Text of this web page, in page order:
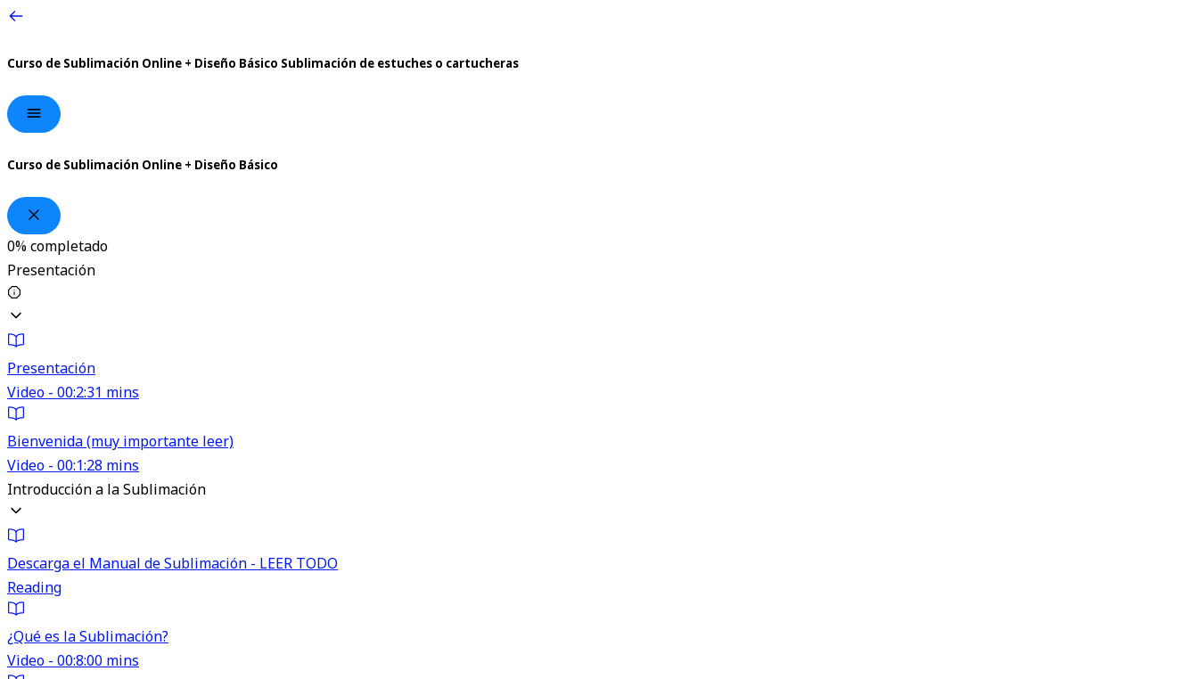
Curso de Sublimación Online + Diseño Básico Sublimación de estuches o cartucheras
Curso de Sublimación Online + Diseño Básico
0%completado
Presentación
Presentación
Video - 00:2:31 mins
Bienvenida (muy importante leer)
Video - 00:1:28 mins
Introducción a la Sublimación
Descarga el Manual de Sublimación - LEER TODO
Reading
¿Qué es la Sublimación?
Video - 00:8:00 mins